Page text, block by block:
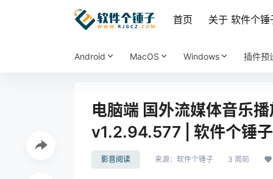
首页 关于 软件个锤
Android MacOS Windows 插件预
电脑端 国外流媒体音乐
v1.2.94.577 | 软件个锤
影音阅读 来源： 软件个锤子 3 周前